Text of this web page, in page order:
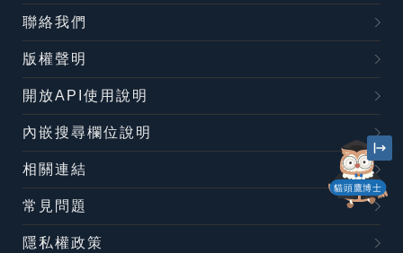
貓頭鷹博士
聯絡我們
版權聲明
開放API使用說明
內嵌搜尋欄位說明
相關連結
常見問題
隱私權政策